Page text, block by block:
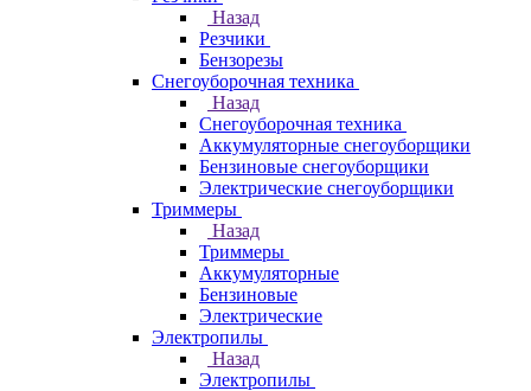
Назад
Резчики
Бензорезы
Снегоуборочная техника
Назад
Снегоуборочная техника
Аккумуляторные снегоуборщики
Бензиновые снегоуборщики
Электрические снегоуборщики
Триммеры
Назад
Триммеры
Аккумуляторные
Бензиновые
Электрические
Электропилы
Назад
Электропилы